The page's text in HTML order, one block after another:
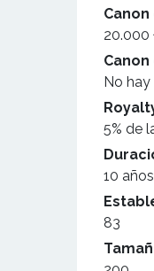
20.000
No hay
5% de
10 años
83